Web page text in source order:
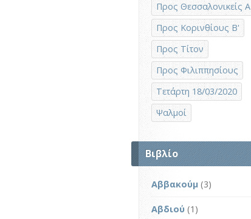
Προς Θεσσαλονικείς Α΄
Προς Κορινθίους Β'
Προς Τίτον
Προς Φιλιππησίους
Τετάρτη 18/03/2020
Ψαλμοί
Βιβλίο
Αββακούμ (3)
Αβδιού (1)